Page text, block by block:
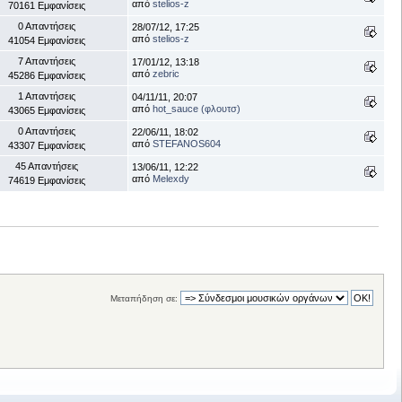
70161 Εμφανίσεις
από stelios-z
0 Απαντήσεις
41054 Εμφανίσεις
28/07/12, 17:25
από stelios-z
7 Απαντήσεις
45286 Εμφανίσεις
17/01/12, 13:18
από zebric
1 Απαντήσεις
43065 Εμφανίσεις
04/11/11, 20:07
από hot_sauce (φλουτσ)
0 Απαντήσεις
43307 Εμφανίσεις
22/06/11, 18:02
από STEFANOS604
45 Απαντήσεις
74619 Εμφανίσεις
13/06/11, 12:22
από Μelexdy
Μεταπήδηση σε: